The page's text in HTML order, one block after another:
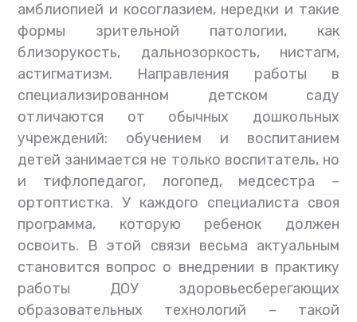
амблиопией и косоглазием, нередки и такие
формы зрительной патологии, как
близорукость, дальнозоркость, нистагм,
астигматизм. Направления работы в
специализированном детском саду
отличаются от обычных дошкольных
учреждений: обучением и воспитанием
детей занимается не только воспитатель, но
и тифлопедагог, логопед, медсестра –
ортоптистка. У каждого специалиста своя
программа, которую ребенок должен
освоить. В этой связи весьма актуальным
становится вопрос о внедрении в практику
работы ДОУ здоровьесберегающих
образовательных технологий – такой